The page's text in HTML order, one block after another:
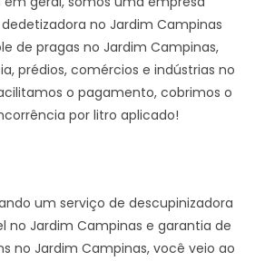
no Jardim Campinas
de pragas no Jardim Campinas,
prédios, comércios e indústrias no
o pagamento, cobrimos o
por litro aplicado!
um serviço de descupinizadora
no Jardim Campinas e garantia de
no Jardim Campinas, você veio ao